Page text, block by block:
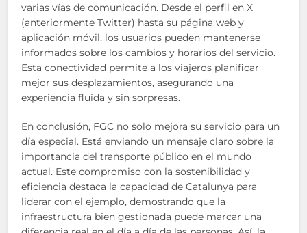
varias vías de comunicación. Desde el perfil en X
(anteriormente Twitter) hasta su página web y
aplicación móvil, los usuarios pueden mantenerse
informados sobre los cambios y horarios del servicio.
Esta conectividad permite a los viajeros planificar
mejor sus desplazamientos, asegurando una
experiencia fluida y sin sorpresas.
En conclusión, FGC no solo mejora su servicio para un
día especial. Está enviando un mensaje claro sobre la
importancia del transporte público en el mundo
actual. Este compromiso con la sostenibilidad y
eficiencia destaca la capacidad de Catalunya para
liderar con el ejemplo, demostrando que la
infraestructura bien gestionada puede marcar una